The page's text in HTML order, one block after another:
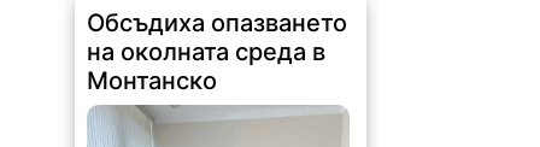
Обсъдиха опазването
на околната среда в
Монтанско